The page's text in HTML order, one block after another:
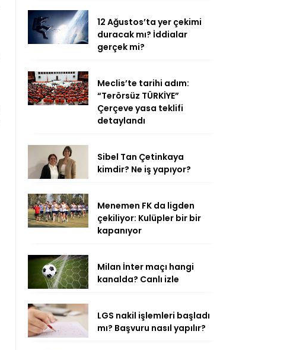
12 Ağustos’ta yer çekimi
duracak mı? İddialar
gerçek mi?
Meclis’te tarihi adım:
“Terörsüz TÜRKİYE”
Çerçeve yasa teklifi
detaylandı
Sibel Tan Çetinkaya
kimdir? Ne iş yapıyor?
Menemen FK da ligden
çekiliyor: Kulüpler bir bir
kapanıyor
Milan İnter maçı hangi
kanalda? Canlı izle
LGS nakil işlemleri başladı
mı? Başvuru nasıl yapılır?